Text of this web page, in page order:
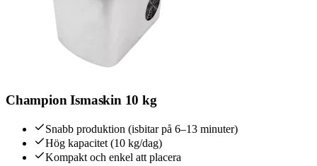
Champion Ismaskin 10 kg
Snabb produktion (isbitar på 6–13 minuter)
Hög kapacitet (10 kg/dag)
Kompakt och enkel att placera